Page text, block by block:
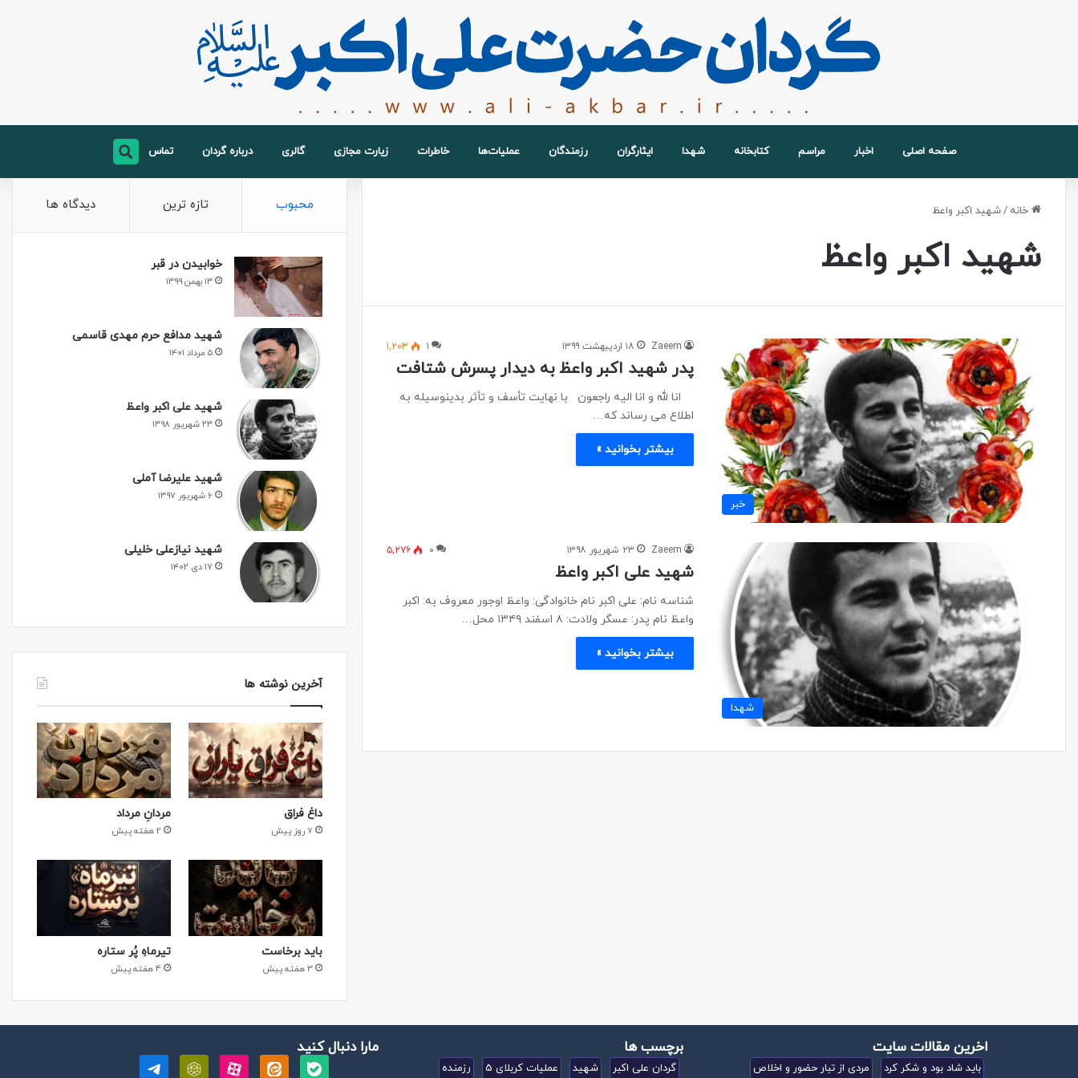
صفحه اصلی اخبار مراسم کتابخانه شهدا ایثارگران رزمندگان عملیات‌ها خاطرات زیارت مجازی گالری درباره گردان تماس
خانه /شهید اکبر واعظ
شهید اکبر واعظ
خبر
Zaeem ۱۸ اردیبهشت ۱۳۹۹ ۱ ۱,۲۰۳
پدر شهید اکبر واعظ به دیدار پسرش شتافت
انا لله و انا الیه راجعون با نهایت تأسف و تأثر بدینوسیله به
اطلاع می رساند که…
بیشتر بخوانید »
شهدا
Zaeem ۲۳ شهریور ۱۳۹۸ ۰ ۵,۲۷۶
شهید علی اکبر واعظ
شناسه نام: علی اکبر نام خانوادگی: واعظ اوجور معروف به: اکبر
واعظ نام پدر: عسگر ولادت: ۸ اسفند ۱۳۴۹ محل…
بیشتر بخوانید »
محبوب تازه ترین دیدگاه ها
خوابیدن در قبر
۱۳ بهمن ۱۳۹۹
شهید مدافع حرم مهدی قاسمی
۵ مرداد ۱۴۰۱
شهید علی اکبر واعظ
۲۳ شهریور ۱۳۹۸
شهید علیرضا آملی
۶ شهریور ۱۳۹۷
شهید نیازعلی خلیلی
۱۷ دی ۱۴۰۲
آخرین نوشته ها
داغ فراق
7 روز پیش
مردانِ مرداد
2 هفته پیش
باید برخاست
3 هفته پیش
تیرماهِ پُر ستاره
4 هفته پیش
اخرین مقالات سایت
باید شاد بود و شکر کرد مردی از تبار حضور و اخلاص
برچسب ها
گردان علی اکبر شهید عملیات کربلای 5 رزمنده
مارا دنبال کنید